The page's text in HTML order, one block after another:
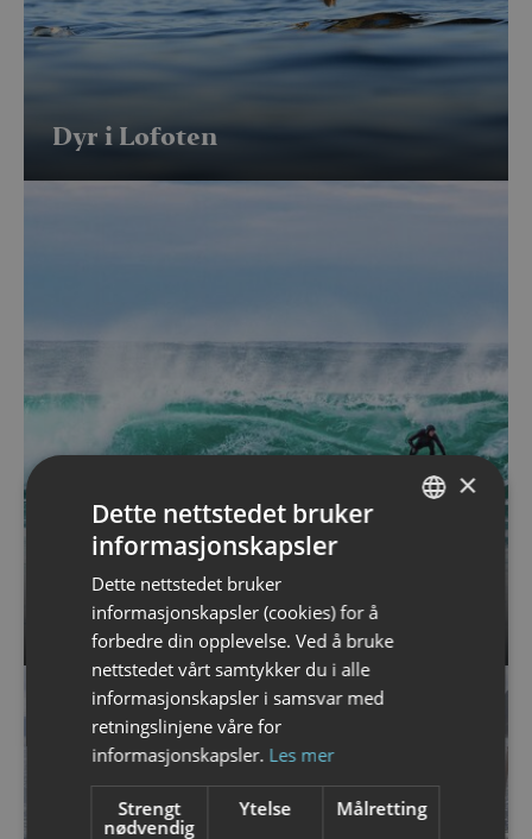
Dyr i Lofoten
Surfing i Lofoten
×
Dette nettstedet bruker
informasjonskapsler
Dette nettstedet bruker
informasjonskapsler (cookies) for å
forbedre din opplevelse. Ved å bruke
nettstedet vårt samtykker du i alle
informasjonskapsler i samsvar med
retningslinjene våre for
informasjonskapsler. Les mer
Strengt
nødvendig
Ytelse Målretting